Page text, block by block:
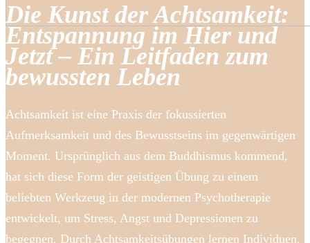
Die Kunst der Achtsamkeit:
Entspannung im Hier und
Jetzt – Ein Leitfaden zum
bewussten Leben
Achtsamkeit ist eine Praxis der fokussierten
Aufmerksamkeit und des Bewusstseins im gegenwärtigen
Moment. Ursprünglich aus dem Buddhismus kommend,
hat sich diese Form der geistigen Übung zu einem
beliebten Werkzeug in der modernen Psychotherapie
entwickelt, um Stress, Angst und Depressionen zu
begegnen. Durch Achtsamkeitsübungen lernen Individuen,